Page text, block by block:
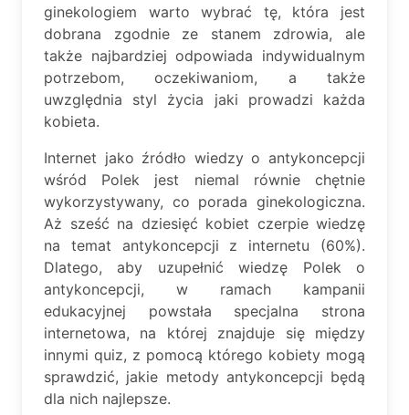
ginekologiem warto wybrać tę, która jest
dobrana zgodnie ze stanem zdrowia, ale
także najbardziej odpowiada indywidualnym
potrzebom, oczekiwaniom, a także
uwzględnia styl życia jaki prowadzi każda
kobieta.
Internet jako źródło wiedzy o antykoncepcji
wśród Polek jest niemal równie chętnie
wykorzystywany, co porada ginekologiczna.
Aż sześć na dziesięć kobiet czerpie wiedzę
na temat antykoncepcji z internetu (60%).
Dlatego, aby uzupełnić wiedzę Polek o
antykoncepcji, w ramach kampanii
edukacyjnej powstała specjalna strona
internetowa, na której znajduje się między
innymi quiz, z pomocą którego kobiety mogą
sprawdzić, jakie metody antykoncepcji będą
dla nich najlepsze.